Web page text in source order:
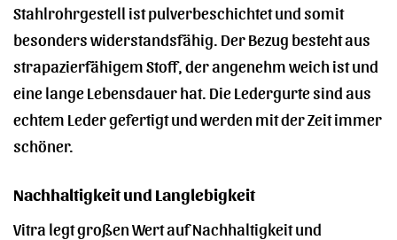
Stahlrohrgestell ist pulverbeschichtet und somit
besonders widerstandsfähig. Der Bezug besteht aus
strapazierfähigem Stoff, der angenehm weich ist und
eine lange Lebensdauer hat. Die Ledergurte sind aus
echtem Leder gefertigt und werden mit der Zeit immer
schöner.
Nachhaltigkeit und Langlebigkeit
Vitra legt großen Wert auf Nachhaltigkeit und